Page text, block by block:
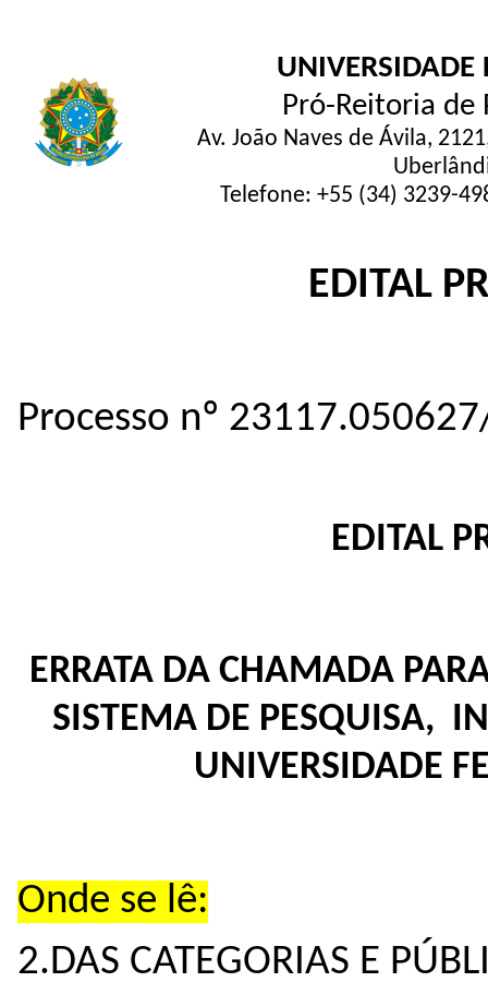
UNIVERSIDADE
Pró-Reitoria de
Av. João Naves de Ávila,
Telefone: +55 (34) 3239-
EDITAL
Processo nº
EDITAL
ERRATA DA CHAMADA
SISTEMA DE PESQUISA,
UNIVERSIDADE
Onde se lê:
2.DAS CATEGORIAS E